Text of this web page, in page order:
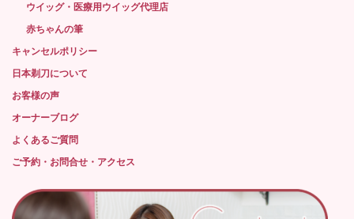
ウイッグ・医療用ウイッグ代理店
赤ちゃんの筆
キャンセルポリシー
日本剃刀について
お客様の声
オーナーブログ
よくあるご質問
ご予約・お問合せ・アクセス